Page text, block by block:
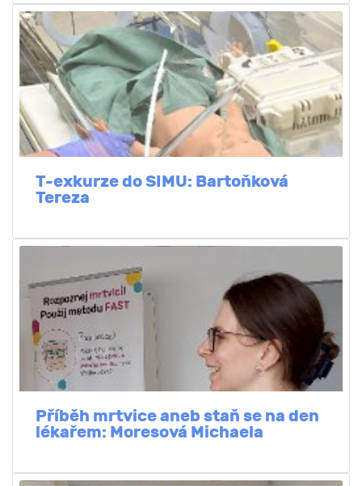
T-exkurze do SIMU: Bartoňková
Tereza
Příběh mrtvice aneb staň se na den
lékařem: Moresová Michaela